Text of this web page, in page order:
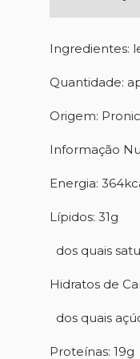
Ingredientes:
Quantidade:
Origem:
Informação
Energia:
Lípidos: 31g
dos quais
Hidratos de
dos quais
Proteínas: 19g